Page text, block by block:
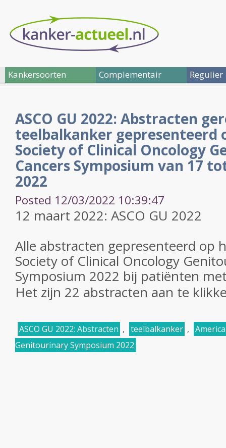
Kankersoorten Complementair Regulier
ASCO GU 2022: Abstracten
teelbalkanker gepresenteerd
Society of Clinical Oncology
Cancers Symposium van 17
2022
Posted 12/03/2022 10:39:47
12 maart 2022: ASCO GU 2022
Alle abstracten gepresenteerd op
Society of Clinical Oncology
Symposium 2022 bij patiënten
Het zijn 22 abstracten aan te
ASCO GU 2022: Abstracten , teelbalkanker ,
Genitourinary Symposium 2022